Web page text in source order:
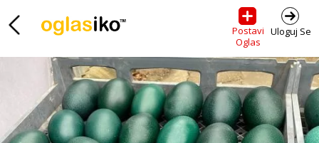
Postavi
Oglas
Uloguj Se